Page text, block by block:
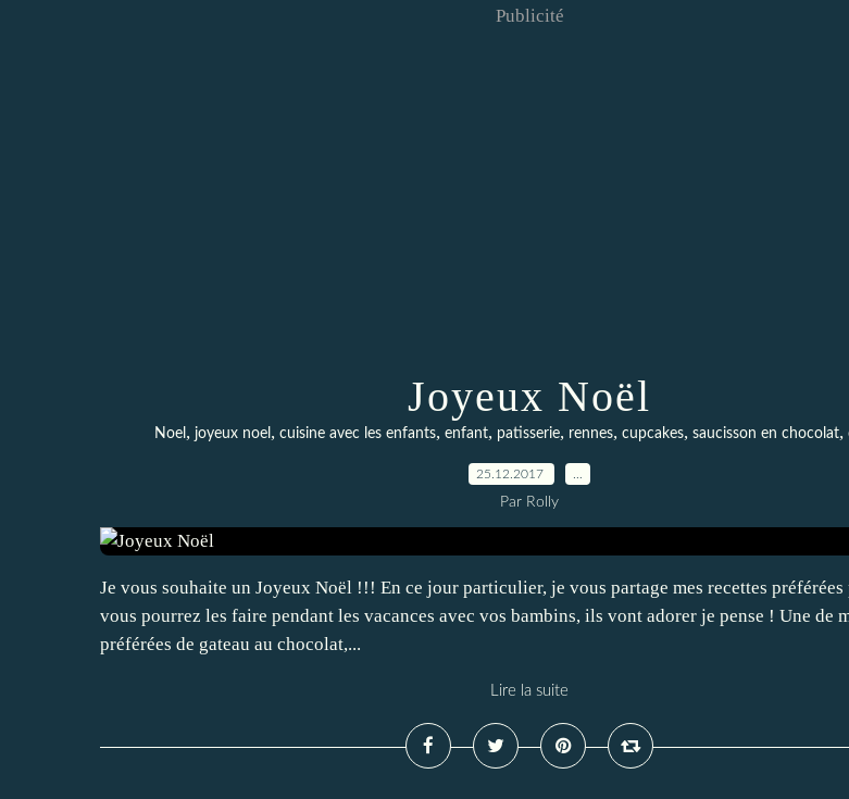
Publicité
Joyeux Noël
Noel, joyeux noel, cuisine avec les enfants, enfant, patisserie, rennes, cupcakes, saucisson en chocolat,
25.12.2017
Par Rolly
Je vous souhaite un Joyeux Noël !!! En ce jour particulier, je vous partage mes recettes
vous pourrez les faire pendant les vacances avec vos bambins, ils vont adorer je pense ! Une de
préférées de gateau au chocolat,...
Lire la suite